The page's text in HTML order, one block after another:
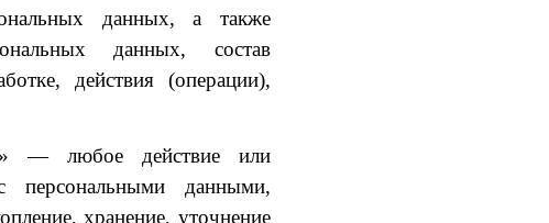
данных, а также
данных, состав
действия (операции),
— любое действие или
персональными данными,
хранение, уточнение